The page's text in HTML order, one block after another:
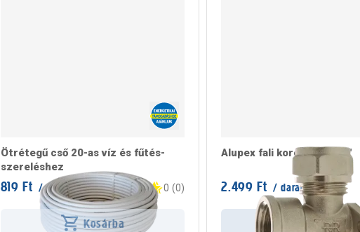
Ötrétegű cső 20-as víz és fűtés-
szereléshez
819 Ft / m 0 (0)
Kosárba
Alupex fali korong 16-1/2"
2.499 Ft / darab
Kosárba